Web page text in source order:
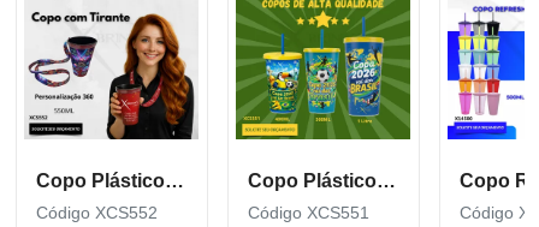
Copo Plástico de 550 ML com Tirante Personalizado XCS552
Código XCS552
Copo Plástico personalizado In Mold Label 360 XCS551
Código XCS551 Código